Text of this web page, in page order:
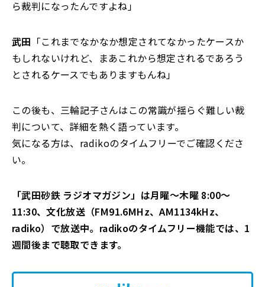
ら裁判になったんですよね」
武田 「これまでなかなか想定されてなかったケースか
もしれないけれど、まあこれから想定されるであろう
とされるケースでもありますもんね」
この後も、三輪記子さんはこの常識が揺らぐ難しい裁
判について、詳細を熱く語っています。
気になる方は、radikoのタイムフリーでご確認くださ
い。
「武田砂鉄 ラジオマガジン」は月曜～木曜 8:00～
11:30、文化放送（FM91.6MHz、AM1134kHz、
radiko）で放送中。radikoのタイムフリー機能では、1
週間後まで聴取できます。